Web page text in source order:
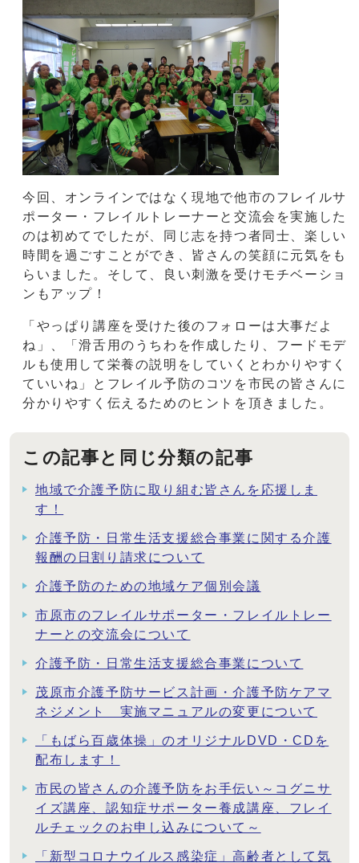
今回、オンラインではなく現地で他市のフレイルサ
ポーター・フレイルトレーナーと交流会を実施した
のは初めてでしたが、同じ志を持つ者同士、楽しい
時間を過ごすことができ、皆さんの笑顔に元気をも
らいました。そして、良い刺激を受けモチベーショ
ンもアップ！
「やっぱり講座を受けた後のフォローは大事だよ
ね」、「滑舌用のうちわを作成したり、フードモデ
ルも使用して栄養の説明をしていくとわかりやすく
ていいね」とフレイル予防のコツを市民の皆さんに
分かりやすく伝えるためのヒントを頂きました。
この記事と同じ分類の記事
地域で介護予防に取り組む皆さんを応援しま
す！
介護予防・日常生活支援総合事業に関する介護
報酬の日割り請求について
介護予防のための地域ケア個別会議
市原市のフレイルサポーター・フレイルトレー
ナーとの交流会について
介護予防・日常生活支援総合事業について
茂原市介護予防サービス計画・介護予防ケアマ
ネジメント 実施マニュアルの変更について
「もばら百歳体操」のオリジナルDVD・CDを
配布します！
市民の皆さんの介護予防をお手伝い～コグニサ
イズ講座、認知症サポーター養成講座、フレイ
ルチェックのお申し込みについて～
「新型コロナウイルス感染症」高齢者として気